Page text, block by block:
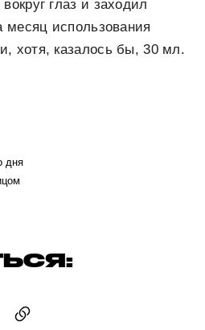
глаз и заходил
использования
хотя, казалось бы, 30 мл.
дня